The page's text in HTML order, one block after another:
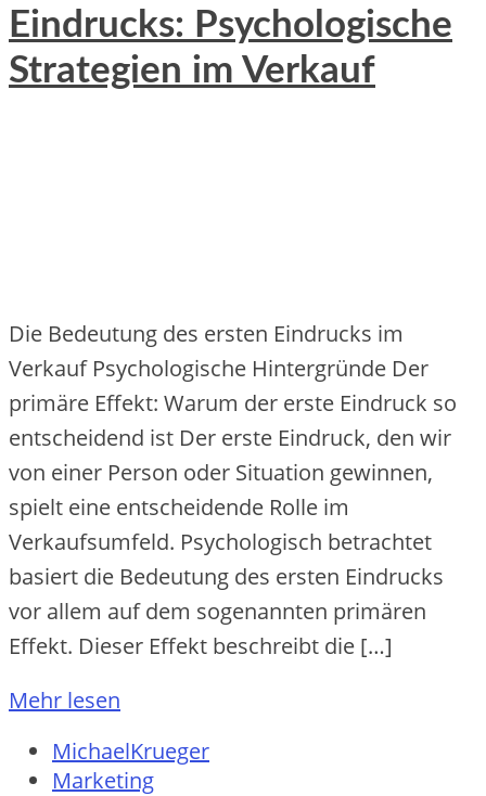
Eindrucks: Psychologische
Strategien im Verkauf
Die Bedeutung des ersten Eindrucks im
Verkauf Psychologische Hintergründe Der
primäre Effekt: Warum der erste Eindruck so
entscheidend ist Der erste Eindruck, den wir
von einer Person oder Situation gewinnen,
spielt eine entscheidende Rolle im
Verkaufsumfeld. Psychologisch betrachtet
basiert die Bedeutung des ersten Eindrucks
vor allem auf dem sogenannten primären
Effekt. Dieser Effekt beschreibt die […]
Mehr lesen
MichaelKrueger
Marketing